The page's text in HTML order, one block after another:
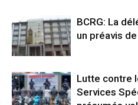
BCRG: La
un préavis
Lutte contre
Services